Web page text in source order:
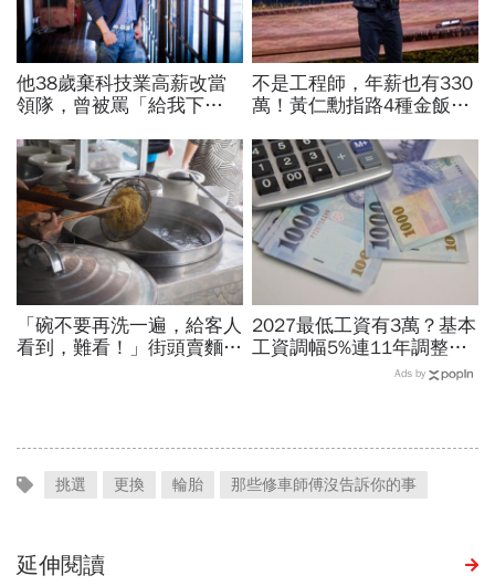
他38歲棄科技業高薪改當
領隊，曾被罵「給我下
敗，但人要餓死真的不容易
不是工程師，年薪也有330
萬！黃仁勳指路4種金飯
過優渥生活…AI時代搶手職
業曝光
「碗不要再洗一遍，給客人
看到，難看！」街頭賣麵
2027最低工資有3萬？基本
工資調幅5%連11年調整？
勞方喊話新鮮人起薪、臨時
Ads by
挑選 更換 輪胎 那些修車師傅沒告訴你的事
延伸閱讀